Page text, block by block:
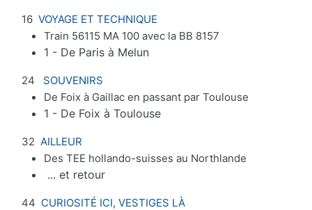
16 VOYAGE ET TECHNIQUE
Train 56115 MA 100 avec la BB 8157
1 - De Paris à Melun
24 SOUVENIRS
De Foix à Gaillac en passant par Toulouse
1 - De Foix à Toulouse
32 AILLEUR
Des TEE hollando-suisses au Northlande
... et retour
44 CURIOSITÉ ICI, VESTIGES LÀ